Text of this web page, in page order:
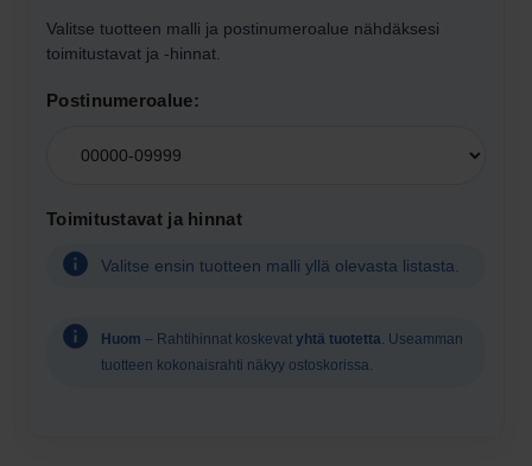
Valitse tuotteen malli ja postinumeroalue nähdäksesi
toimitustavat ja -hinnat.
Postinumeroalue:
postinumeroalue
näyttämistä
varten
Toimitustavat ja hinnat
Valitse ensin tuotteen malli yllä olevasta listasta.
Huom – Rahtihinnat koskevat yhtä tuotetta. Useamman
tuotteen kokonaisrahti näkyy ostoskorissa.